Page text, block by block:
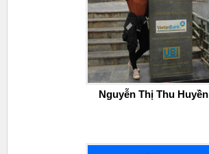
Nguyễn Thị Thu Huyền